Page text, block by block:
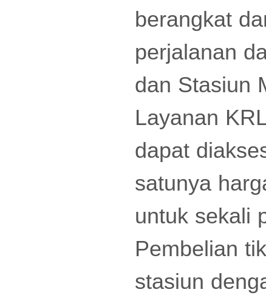
berangkat
perjalanan
dan Stasiun
Layanan
dapat
satunya
untuk sekali
Pembelian
stasiun